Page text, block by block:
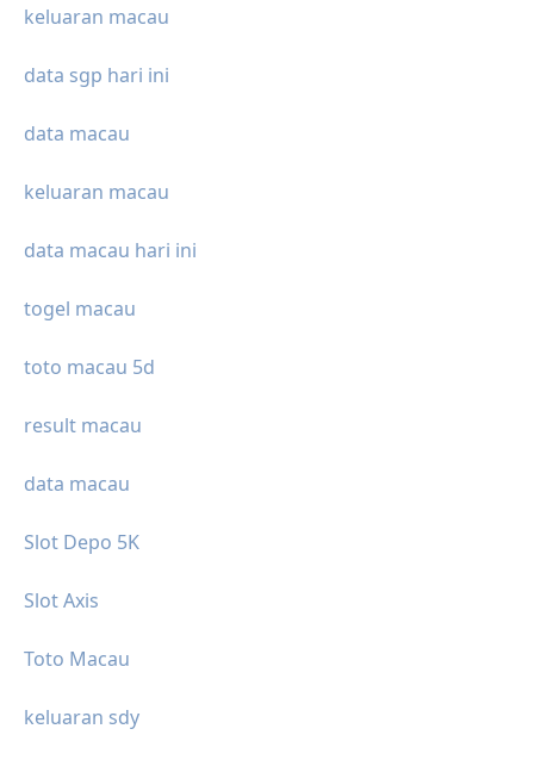
keluaran macau
data sgp hari ini
data macau
keluaran macau
data macau hari ini
togel macau
toto macau 5d
result macau
data macau
Slot Depo 5K
Slot Axis
Toto Macau
keluaran sdy